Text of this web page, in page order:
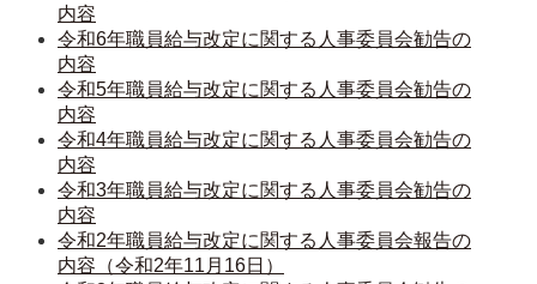
内容
令和6年職員給与改定に関する人事委員会勧告の
内容
令和5年職員給与改定に関する人事委員会勧告の
内容
令和4年職員給与改定に関する人事委員会勧告の
内容
令和3年職員給与改定に関する人事委員会勧告の
内容
令和2年職員給与改定に関する人事委員会報告の
内容（令和2年11月16日）